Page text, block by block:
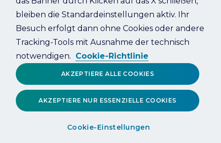
bleiben die Standardeinstellungen aktiv. Ihr
Besuch erfolgt dann ohne Cookies oder andere
Tracking-Tools mit Ausnahme der technisch
notwendigen. Cookie-Richtlinie
Cookie-Einstellungen
AKZEPTIERE NUR ESSENZIELLE COOKIES
AKZEPTIERE ALLE COOKIES